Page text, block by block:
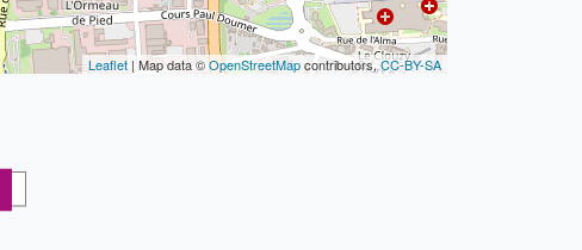
Leaflet | Map data ©OpenStreetMapcontributors,CC-BY-SA